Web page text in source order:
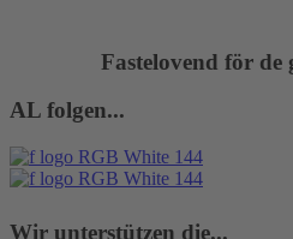
Fastelovend för de
AL folgen...
Wir unterstützen die...